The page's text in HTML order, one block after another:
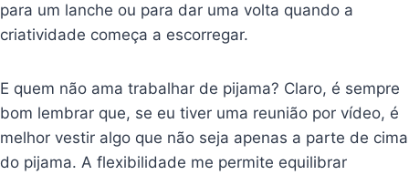
para um lanche ou para dar uma volta quando a
criatividade começa a escorregar.
E quem não ama trabalhar de pijama? Claro, é sempre
bom lembrar que, se eu tiver uma reunião por vídeo, é
melhor vestir algo que não seja apenas a parte de cima
do pijama. A flexibilidade me permite equilibrar